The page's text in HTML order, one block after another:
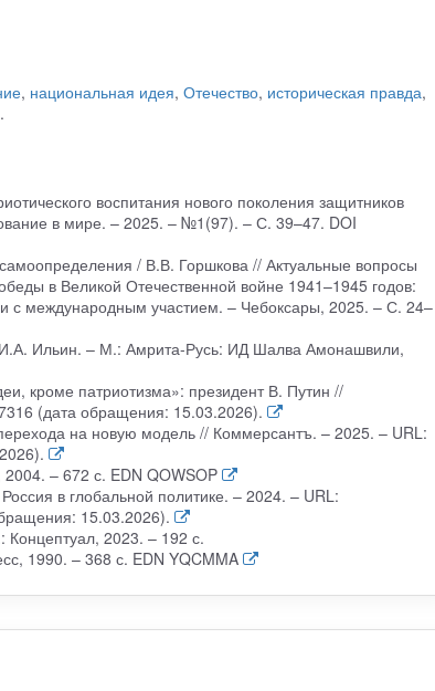
, национальная идея, Отечество, историческая правда,
.
воспитания нового поколения защитников
в мире. – 2025. – №1(97). – С. 39–47. DOI
/ В.В. Горшкова // Актуальные вопросы
в Великой Отечественной войне 1941–1945 годов:
с международным участием. – Чебоксары, 2025. – С. 24–
Ильин. – М.: Амрита-Русь: ИД Шалва Амонашвили,
кроме патриотизма»: президент В. Путин //
(дата обращения: 15.03.2026).
на новую модель // Коммерсантъ. – 2025. – URL:
– 672 с. EDN QOWSOP
в глобальной политике. – 2024. – URL:
15.03.2026).
2023. – 192 с.
1990. – 368 с. EDN YQCMMA